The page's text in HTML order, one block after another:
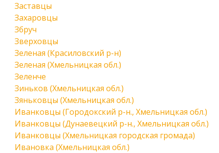
Заставцы
Захаровцы
Збруч
Зверховцы
Зеленая (Красиловский р-н)
Зеленая (Хмельницкая обл.)
Зеленче
Зиньков (Хмельницкая обл.)
Зяньковцы (Хмельницкая обл.)
Иванковцы (Городокский р-н., Хмельницкая обл.)
Иванковцы (Дунаевецкий р-н., Хмельницкая обл.)
Иванковцы (Хмельницкая городская громада)
Ивановка (Хмельницкая обл.)